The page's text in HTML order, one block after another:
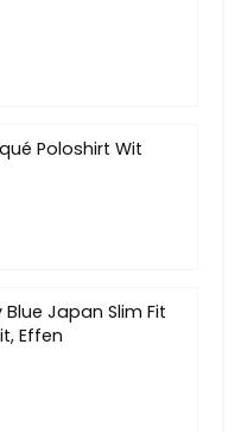
Poloshirt Wit
Japan Slim Fit
Effen